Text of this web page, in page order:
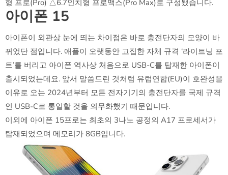
형 프로(Pro) △6.7인치형 프로맥스(Pro Max)로 구성됐습니다.
아이폰 15
아이폰이 외관상 눈에 띄는 차이점은 바로 충전단자의 모양이 바
뀌었단 점입니다. 애플이 오랫동안 고집한 자체 규격 ‘라이트닝 포
트’를 버리고 아이폰 역사상 처음으로 USB-C를 탑재한 아이폰이
출시되었는데요. 앞서 말씀드린 것처럼 유럽연합(EU)이 호완성을
이유로 오는 2024년부터 모든 전자기기의 충전단자를 국제 규격
인 USB-C로 통일할 것을 의무화했기 때문입니다.
이외에 아이폰 15프로는 최초의 3나노 공정의 A17 프로세서가
탑재되었으며 메모리가 8GB입니다.